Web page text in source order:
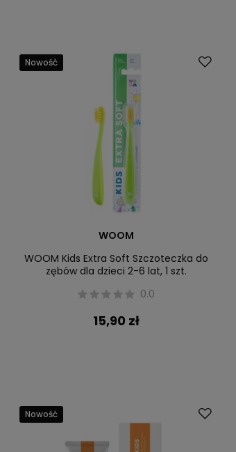
Nowość
WOOM
WOOM Kids Extra Soft Szczoteczka do
zębów dla dzieci 2-6 lat, 1 szt.
0.0
15,90 zł
Nowość